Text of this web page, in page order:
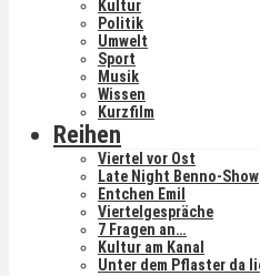
Kultur
Politik
Umwelt
Sport
Musik
Wissen
Kurzfilm
Reihen
Viertel vor Ost
Late Night Benno-Show
Entchen Emil
Viertelgespräche
7 Fragen an…
Kultur am Kanal
Unter dem Pflaster da